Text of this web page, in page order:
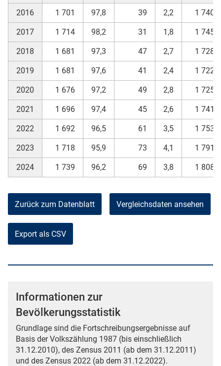
2016 1 701 97,8 39 2,2 1 740
2017 1 714 98,2 31 1,8 1 745
2018 1 681 97,3 47 2,7 1 728
2019 1 681 97,6 41 2,4 1 722
2020 1 676 97,2 49 2,8 1 725
2021 1 696 97,4 45 2,6 1 741
2022 1 692 96,5 61 3,5 1 753
2023 1 718 95,9 73 4,1 1 791
2024 1 739 96,2 69 3,8 1 808
Zurück zum Datenblatt Vergleichsdaten ansehen
Export als CSV
Informationen zur
Bevölkerungsstatistik
Grundlage sind die Fortschreibungsergebnisse auf
Basis der Volkszählung 1987 (bis einschließlich
31.12.2010), des Zensus 2011 (ab dem 31.12.2011)
und des Zensus 2022 (ab dem 31.12.2022).